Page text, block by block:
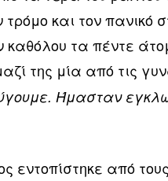
και τον πανικό
καθόλου τα πέντε
της μία από τις
Ήμασταν
εντοπίστηκε από